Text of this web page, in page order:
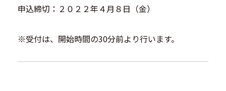
申込締切：２０２２年４月８日（金）
※受付は、開始時間の30分前より行います。